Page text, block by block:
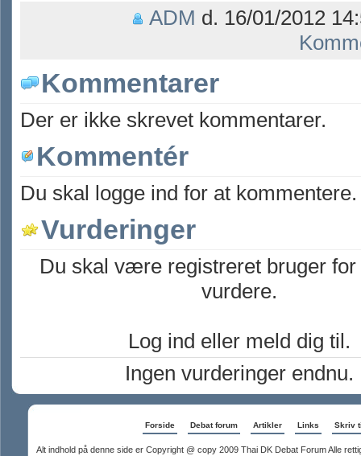
ADM d. 16/01/2012
Kommentarer
Der er ikke skrevet kommentarer.
Kommentér
Du skal logge ind for at kommentere.
Vurderinger
Du skal være registreret bruger for
vurdere.
Log ind eller meld dig til.
Ingen vurderinger endnu.
Forside Debat forum Artikler Links Skriv
Alt indhold på denne side er Copyright @ copy 2009 Thai DK Debat Forum Alle